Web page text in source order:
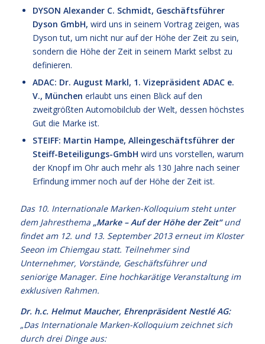
DYSON Alexander C. Schmidt, Geschäftsführer
Dyson GmbH, wird uns in seinem Vortrag zeigen, was
Dyson tut, um nicht nur auf der Höhe der Zeit zu sein,
sondern die Höhe der Zeit in seinem Markt selbst zu
definieren.
ADAC: Dr. August Markl, 1. Vizepräsident ADAC e.
V., München erlaubt uns einen Blick auf den
zweitgrößten Automobilclub der Welt, dessen höchstes
Gut die Marke ist.
STEIFF: Martin Hampe, Alleingeschäftsführer der
Steiff-Beteiligungs-GmbH wird uns vorstellen, warum
der Knopf im Ohr auch mehr als 130 Jahre nach seiner
Erfindung immer noch auf der Höhe der Zeit ist.
Das 10. Internationale Marken-Kolloquium steht unter
dem Jahresthema „Marke – Auf der Höhe der Zeit“und
findet am 12. und 13. September 2013 erneut im Kloster
Seeon im Chiemgau statt. Teilnehmer sind
Unternehmer, Vorstände, Geschäftsführer und
seniorige Manager. Eine hochkarätige Veranstaltung im
exklusiven Rahmen.
Dr. h.c. Helmut Maucher, Ehrenpräsident Nestlé AG:
„Das Internationale Marken-Kolloquium zeichnet sich
durch drei Dinge aus: